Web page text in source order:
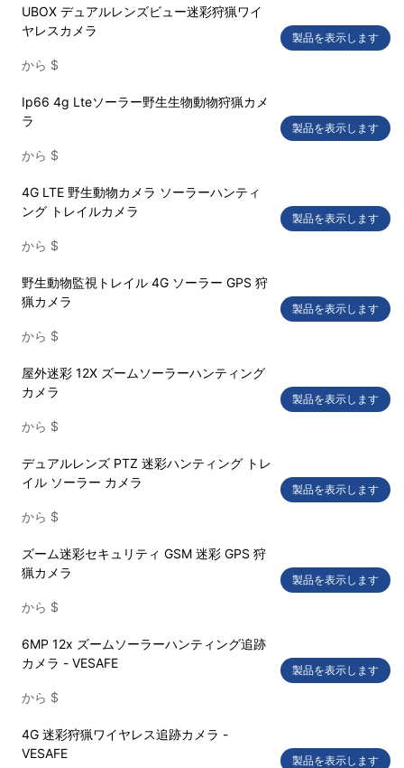
UBOX デュアルレンズビュー迷彩狩猟ワイ
ヤレスカメラ
から $
製品を表示します
Ip66 4g Lteソーラー野生生物動物狩猟カメ
ラ
から $
製品を表示します
4G LTE 野生動物カメラ ソーラーハンティ
ング トレイルカメラ
から $
製品を表示します
野生動物監視トレイル 4G ソーラー GPS 狩
猟カメラ
から $
製品を表示します
屋外迷彩 12X ズームソーラーハンティング
カメラ
から $
製品を表示します
デュアルレンズ PTZ 迷彩ハンティング トレ
イル ソーラー カメラ
から $
製品を表示します
ズーム迷彩セキュリティ GSM 迷彩 GPS 狩
猟カメラ
から $
製品を表示します
6MP 12x ズームソーラーハンティング追跡
カメラ - VESAFE
から $
製品を表示します
4G 迷彩狩猟ワイヤレス追跡カメラ -
VESAFE
製品を表示します